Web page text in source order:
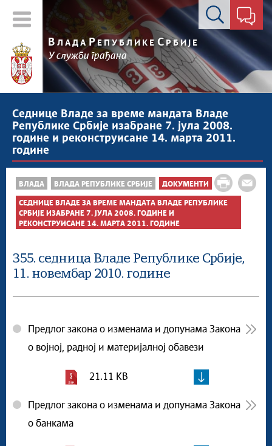
Контакт форма
В ЛАДА РЕПУБЛИКЕ СРБИЈЕ
У служби грађана
Седнице Владе за време мандата Владе
Републике Србије изабране 7. јула 2008.
године и реконструисане 14. марта 2011.
године
ВЛАДА ВЛАДА РЕПУБЛИКЕ СРБИЈЕ ДОКУМЕНТИ
СЕДНИЦЕ ВЛАДЕ ЗА ВРЕМЕ МАНДАТА ВЛАДЕ РЕПУБЛИКЕ
СРБИЈЕ ИЗАБРАНЕ 7. ЈУЛА 2008. ГОДИНЕ И
РЕКОНСТРУИСАНЕ 14. МАРТА 2011. ГОДИНЕ
355. седница Владе Републике Србије,
11. новембар 2010. године
Предлог закона о изменама и допунама Закона
о војној, радној и материјалној обавези
21.11 KB
Предлог закона о изменама и допунама Закона
о банкама